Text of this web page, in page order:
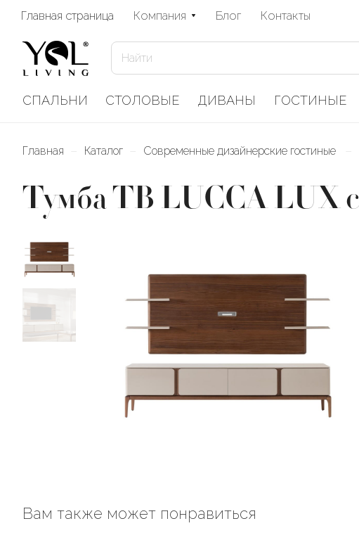
Главная страница Компания Блог Контакты
СПАЛЬНИ СТОЛОВЫЕ ДИВАНЫ ГОСТИНЫЕ
Главная Каталог Современные дизайнерские гостиные
Тумба ТВ LUCCA LUX с
Вам также может понравиться